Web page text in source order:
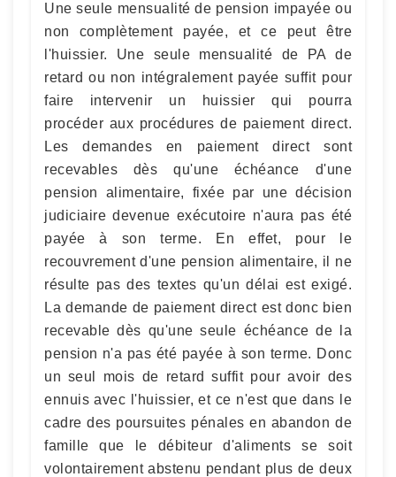
Une seule mensualité de pension impayée ou
non complètement payée, et ce peut être
l'huissier. Une seule mensualité de PA de
retard ou non intégralement payée suffit pour
faire intervenir un huissier qui pourra
procéder aux procédures de paiement direct.
Les demandes en paiement direct sont
recevables dès qu'une échéance d'une
pension alimentaire, fixée par une décision
judiciaire devenue exécutoire n'aura pas été
payée à son terme. En effet, pour le
recouvrement d'une pension alimentaire, il ne
résulte pas des textes qu'un délai est exigé.
La demande de paiement direct est donc bien
recevable dès qu'une seule échéance de la
pension n'a pas été payée à son terme. Donc
un seul mois de retard suffit pour avoir des
ennuis avec l'huissier, et ce n'est que dans le
cadre des poursuites pénales en abandon de
famille que le débiteur d'aliments se soit
volontairement abstenu pendant plus de deux